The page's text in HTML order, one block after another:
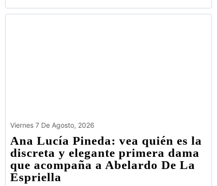
Viernes 7 De Agosto, 2026
Ana Lucía Pineda: vea quién es la
discreta y elegante primera dama
que acompaña a Abelardo De La
Espriella